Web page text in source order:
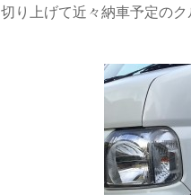
切り上げて近々納車予定の